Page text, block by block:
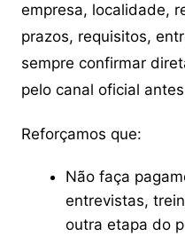
empresa, localidade,
prazos, requisitos,
sempre confirmar
pelo canal oficial
Reforçamos que:
Não faça
entrevistas,
outra etapa do